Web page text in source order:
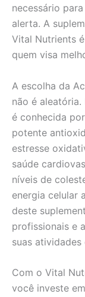
necessário
alerta. A
Vital Nutrients
quem visa
A escolha da
não é
é conhecida
potente
estresse
saúde
níveis de
energia celular
deste
profissionais e
suas atividades
Com o Vital
você investe